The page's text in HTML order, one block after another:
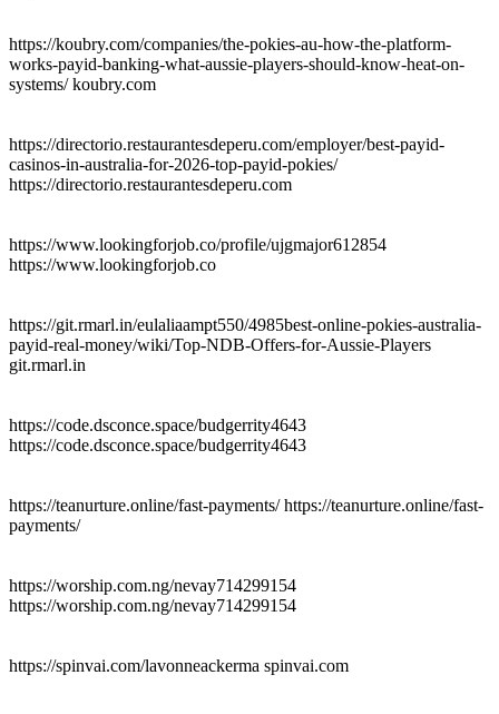
https://koubry.com/companies/the-pokies-au-how-the-platform-
works-payid-banking-what-aussie-players-should-know-heat-on-
systems/ koubry.com
https://directorio.restaurantesdeperu.com/employer/best-payid-
casinos-in-australia-for-2026-top-payid-pokies/
https://directorio.restaurantesdeperu.com
https://www.lookingforjob.co/profile/ujgmajor612854
https://www.lookingforjob.co
https://git.rmarl.in/eulaliaampt550/4985best-online-pokies-australia-
payid-real-money/wiki/Top-NDB-Offers-for-Aussie-Players
git.rmarl.in
https://code.dsconce.space/budgerrity4643
https://code.dsconce.space/budgerrity4643
https://teanurture.online/fast-payments/ https://teanurture.online/fast-
payments/
https://worship.com.ng/nevay714299154
https://worship.com.ng/nevay714299154
https://spinvai.com/lavonneackerma spinvai.com